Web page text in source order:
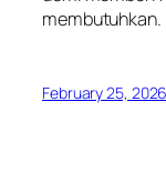
membutuhkan.
February 25, 2026